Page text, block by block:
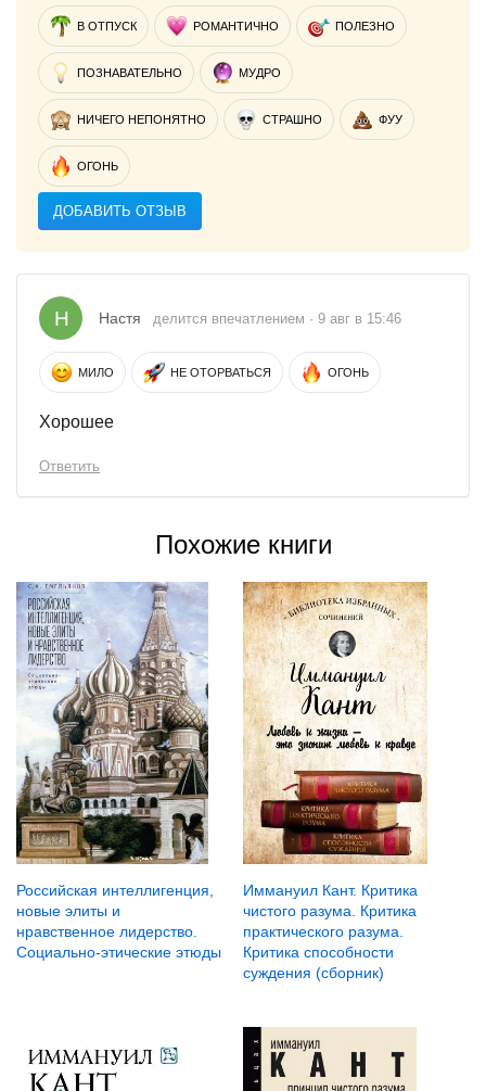
В ОТПУСК РОМАНТИЧНО ПОЛЕЗНО
ПОЗНАВАТЕЛЬНО МУДРО
НИЧЕГО НЕПОНЯТНО СТРАШНО ФУУ
ОГОНЬ
ДОБАВИТЬ ОТЗЫВ
Н Настя делится впечатлением · 9 авг в 15:46
МИЛО НЕ ОТОРВАТЬСЯ ОГОНЬ
Хорошее
Ответить
Похожие книги
Российская интеллигенция,
новые элиты и
нравственное лидерство.
Социально-этические этюды
Иммануил Кант. Критика
чистого разума. Критика
практического разума.
Критика способности
суждения (сборник)